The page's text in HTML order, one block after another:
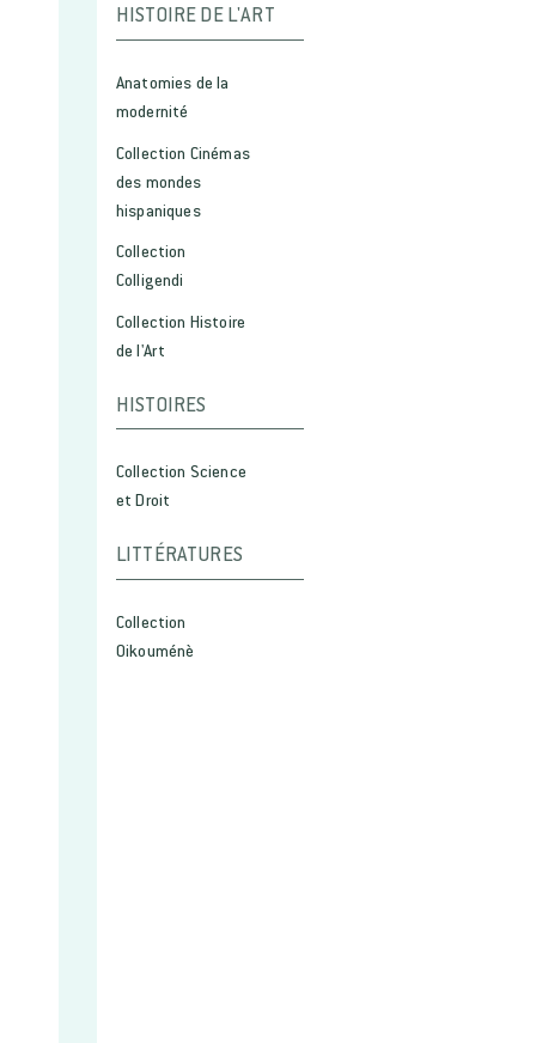
HISTOIRE DE L'ART
Anatomies de la
modernité
Collection Cinémas
des mondes
hispaniques
Collection
Colligendi
Collection Histoire
de l'Art
HISTOIRES
Collection Science
et Droit
LITTÉRATURES
Collection
Oikouménè